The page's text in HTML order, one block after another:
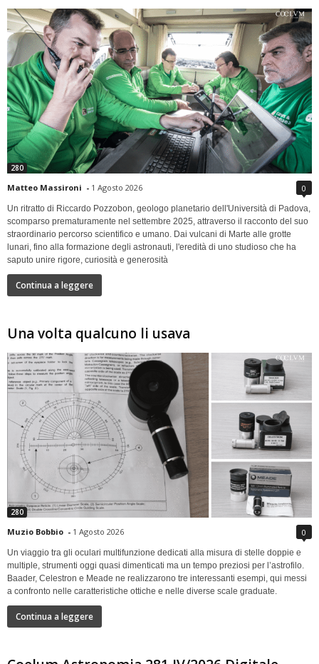
280
Matteo Massironi - 1 Agosto 2026 0
Un ritratto di Riccardo Pozzobon, geologo planetario dell'Università di Padova,
scomparso prematuramente nel settembre 2025, attraverso il racconto del suo
straordinario percorso scientifico e umano. Dai vulcani di Marte alle grotte
lunari, fino alla formazione degli astronauti, l'eredità di uno studioso che ha
saputo unire rigore, curiosità e generosità
Continua a leggere
Una volta qualcuno li usava
280
Muzio Bobbio - 1 Agosto 2026 0
Un viaggio tra gli oculari multifunzione dedicati alla misura di stelle doppie e
multiple, strumenti oggi quasi dimenticati ma un tempo preziosi per l’astrofilo.
Baader, Celestron e Meade ne realizzarono tre interessanti esempi, qui messi
a confronto nelle caratteristiche ottiche e nelle diverse scale graduate.
Continua a leggere